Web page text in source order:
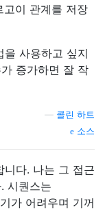
고이 관계를 저장
사용하고 싶지
증가하면 잘 작
콜린 하트
소스
니다. 나는 그 접근
시퀀스는
가 어려우며 기꺼